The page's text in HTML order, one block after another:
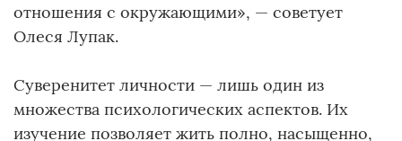
отношения с окружающими», — советует
Олеся Лупак.
Суверенитет личности — лишь один из
множества психологических аспектов. Их
изучение позволяет жить полно, насыщенно,